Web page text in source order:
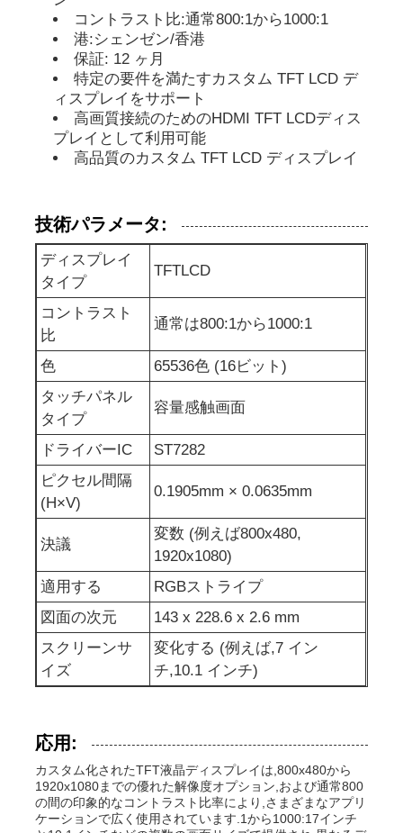
表示IPSのLCD
TFT LCDタッチスクリーン
携帯型LCDモニター
OLEDの表示モジュール
車LCDの表示
円状のLCD画面
LCDのタッチ画面のパネル
UART LCD ディスプレイ
紙のディスプレイ
モノクロムLcdスクリーン
コグLCDモジュール
STN LCDの表示
バックパネル
注文LCD表示モジュール
コントラスト比:通常800:1から1000:1
港:シェンゼン/香港
保証: 12 ヶ月
特定の要件を満たすカスタム TFT LCD デ
ィスプレイをサポート
高画質接続のためのHDMI TFT LCDディス
プレイとして利用可能
高品質のカスタム TFT LCD ディスプレイ
技術パラメータ:
ディスプレイ
タイプ
TFTLCD
コントラスト
比
通常は800:1から1000:1
色
65536色 (16ビット)
タッチパネル
タイプ
容量感触画面
ドライバーIC
ST7282
ピクセル間隔
(H×V)
0.1905mm × 0.0635mm
決議
変数 (例えば800x480,
1920x1080)
適用する
RGBストライプ
図面の次元
143 x 228.6 x 2.6 mm
スクリーンサ
イズ
変化する (例えば,7 イン
チ,10.1 インチ)
応用:
カスタム化されたTFT液晶ディスプレイは,800x480から
1920x1080までの優れた解像度オプション,および通常800
の間の印象的なコントラスト比率により,さまざまなアプリ
ケーションで広く使用されています.1から1000:17インチ